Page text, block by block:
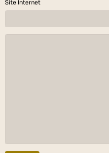
Site Internet